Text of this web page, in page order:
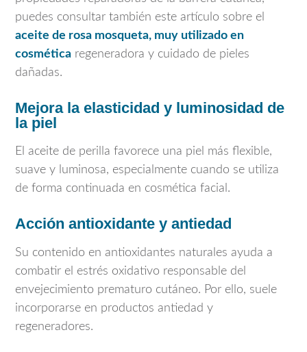
puedes consultar también este artículo sobre el
aceite de rosa mosqueta, muy utilizado en
cosmética regeneradora y cuidado de pieles
dañadas.
Mejora la elasticidad y luminosidad de
la piel
El aceite de perilla favorece una piel más flexible,
suave y luminosa, especialmente cuando se utiliza
de forma continuada en cosmética facial.
Acción antioxidante y antiedad
Su contenido en antioxidantes naturales ayuda a
combatir el estrés oxidativo responsable del
envejecimiento prematuro cutáneo. Por ello, suele
incorporarse en productos antiedad y
regeneradores.